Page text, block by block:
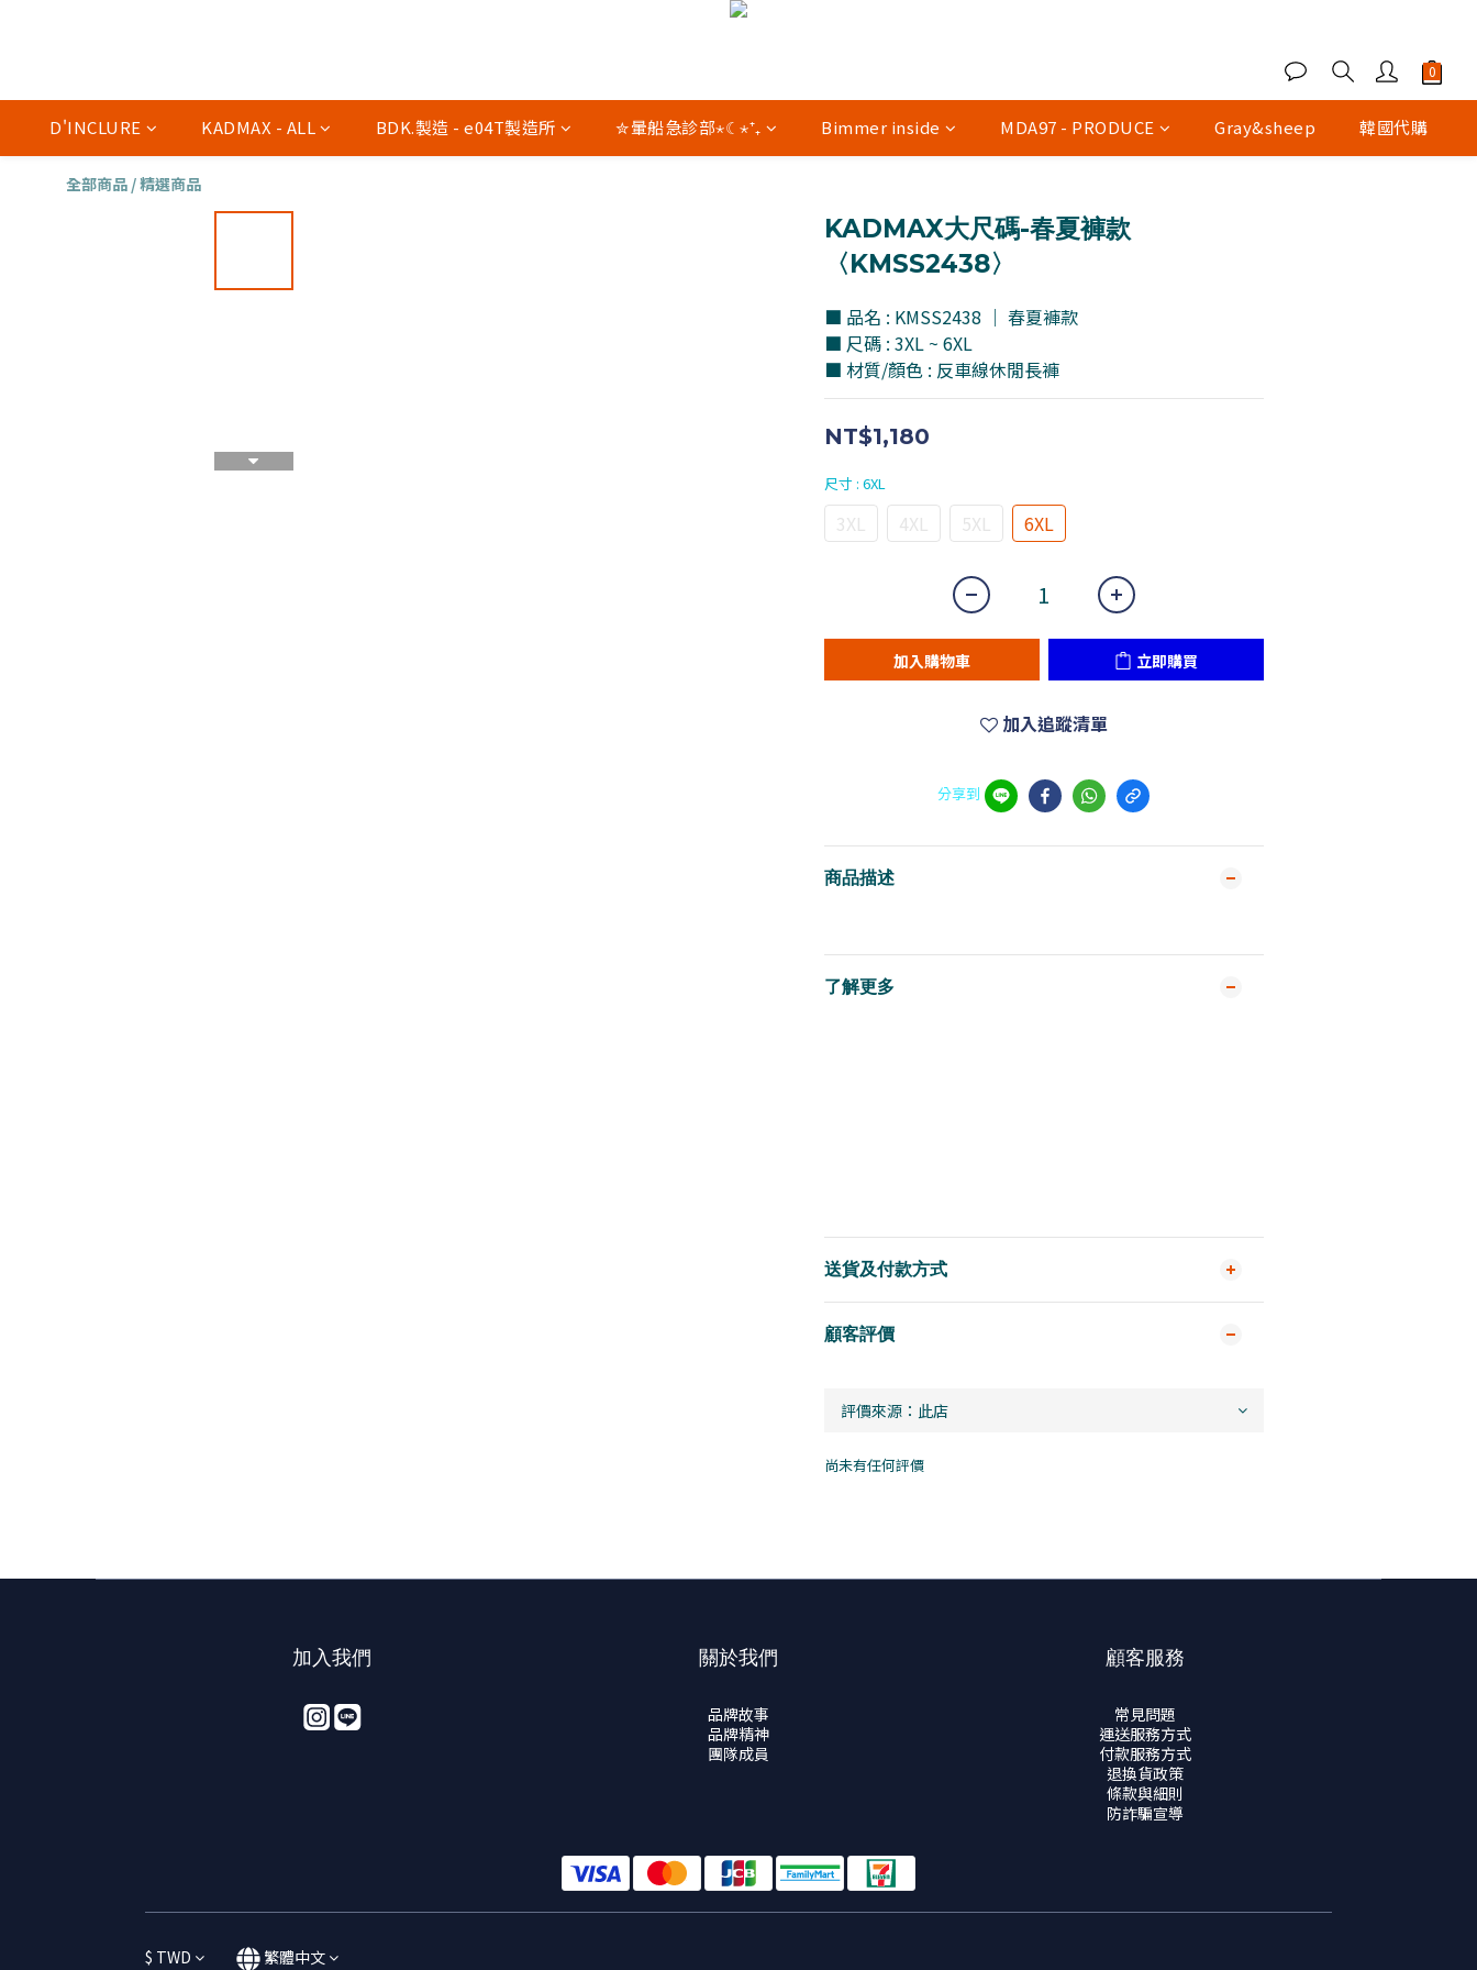
D'INCLURE KADMAX - ALL BDK.製造 - e04T製造所 ✮暈船急診部⋆☾⋆⁺₊ Bimmer inside MDA97 - PRODUCE Gray&sheep 韓國代購
全部商品 /精選商品
KADMAX大尺碼-春夏褲款
〈KMSS2438〉
■ 品名 : KMSS2438 ｜ 春夏褲款
■ 尺碼 : 3XL ~ 6XL
■ 材質/顏色 : 反車線休閒長褲
NT$1,180
尺寸 : 6XL
3XL 4XL 5XL 6XL
加入購物車 立即購買
加入追蹤清單
分享到
商品描述
了解更多
送貨及付款方式
顧客評價
尚未有任何評價
加入我們 關於我們
品牌故事
品牌精神
團隊成員
顧客服務
常見問題
運送服務方式
付款服務方式
退換貨政策
條款與細則
防詐騙宣導
$ TWD 繁體中文